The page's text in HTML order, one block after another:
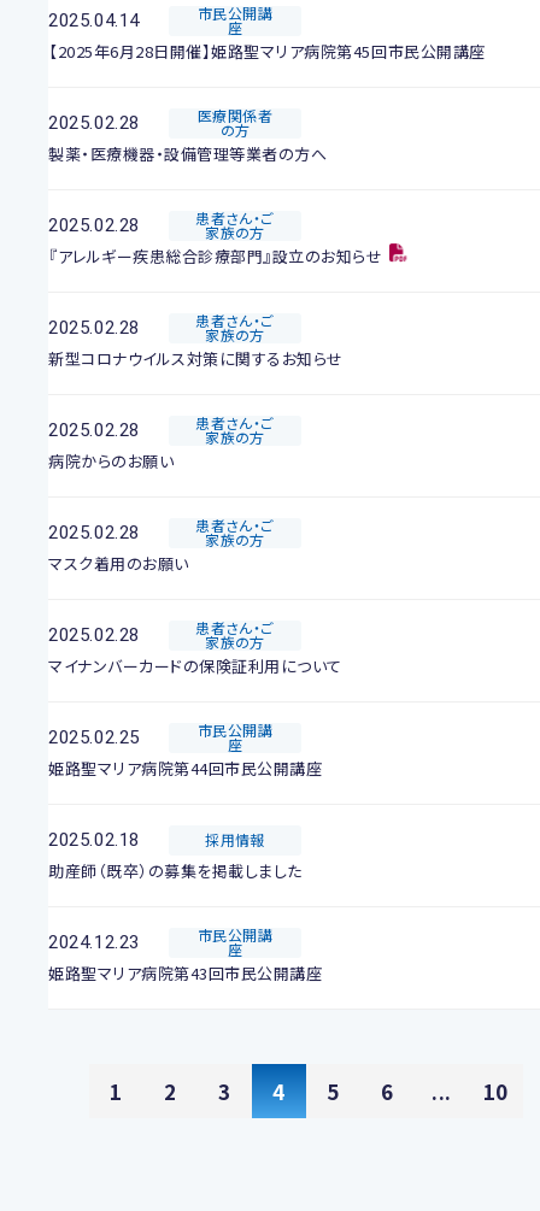
2025.04.14 市民公開講
座
【2025年6月28日開催】姫路聖マリア病院第45回市民公開講座
2025.02.28 医療関係者
の方
製薬・医療機器・設備管理等業者の方へ
2025.02.28 患者さん・ご
家族の方
『アレルギー疾患総合診療部門』設立のお知らせ
2025.02.28 患者さん・ご
家族の方
新型コロナウイルス対策に関するお知らせ
2025.02.28 患者さん・ご
家族の方
病院からのお願い
2025.02.28 患者さん・ご
家族の方
マスク着用のお願い
2025.02.28 患者さん・ご
家族の方
マイナンバーカードの保険証利用について
2025.02.25 市民公開講
座
姫路聖マリア病院第44回市民公開講座
2025.02.18 採用情報
助産師（既卒）の募集を掲載しました
2024.12.23 市民公開講
座
姫路聖マリア病院第43回市民公開講座
1 2 3 4 5 6 ... 10